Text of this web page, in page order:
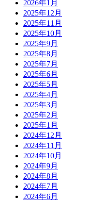
2026年1月
2025年12月
2025年11月
2025年10月
2025年9月
2025年8月
2025年7月
2025年6月
2025年5月
2025年4月
2025年3月
2025年2月
2025年1月
2024年12月
2024年11月
2024年10月
2024年9月
2024年8月
2024年7月
2024年6月